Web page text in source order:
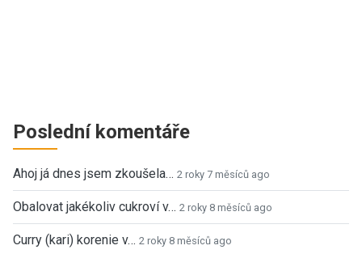
Poslední komentáře
Ahoj já dnes jsem zkoušela… 2 roky 7 měsíců ago
Obalovat jakékoliv cukroví v… 2 roky 8 měsíců ago
Curry (kari) korenie v… 2 roky 8 měsíců ago